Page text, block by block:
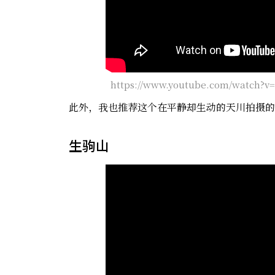
https://www.youtube.com/
此外，我也推荐这个在平静却生动的天川拍摄的
生驹山